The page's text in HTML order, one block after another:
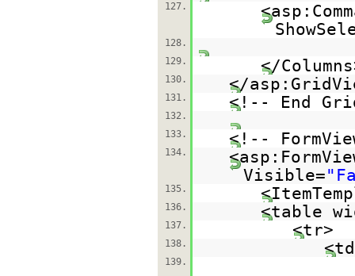
127.
128.
129.
</
130. </
131. <!-- End
132.
133.
<!--
134.
Visible=
135.
136. <table
137. <tr>
138.
139.